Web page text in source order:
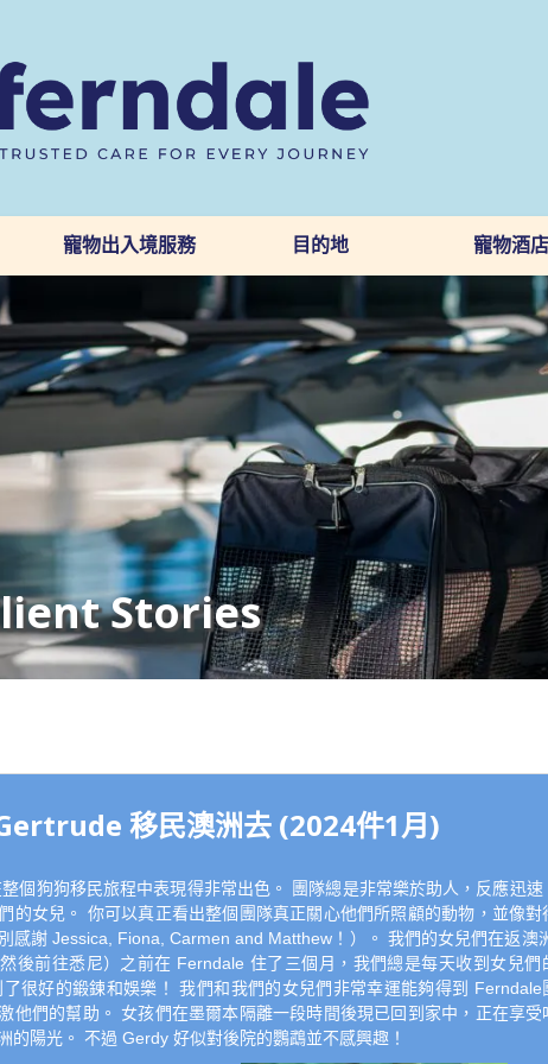
寵物出入境服務 目的地 寵物酒店
Stories
移民澳洲去 (2024件1月)
個狗狗移民旅程中表現得非常出色。 團隊總是非常樂於助人，反應迅速
的女兒。 你可以真正看出整個團隊真正關心他們所照顧的動物，並像對
感謝 Jessica, Fiona, Carmen and Matthew！）。 我們的女兒們在返澳
後前往悉尼）之前在 Ferndale 住了三個月，我們總是每天收到女兒們
很好的鍛鍊和娛樂！ 我們和我們的女兒們非常幸運能夠得到 Ferndale
他們的幫助。 女孩們在墨爾本隔離一段時間後現已回到家中，正在享受
的陽光。 不過 Gerdy 好似對後院的鸚鵡並不感興趣！